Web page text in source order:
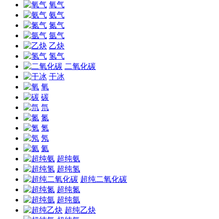
氧气
氨气
氮气
氩气
乙炔
氢气
二氧化碳
干冰
氧
碳
氘
氮
氪
氖
氦
超纯氨
超纯氢
超纯二氧化碳
超纯氮
超纯氩
超纯乙炔